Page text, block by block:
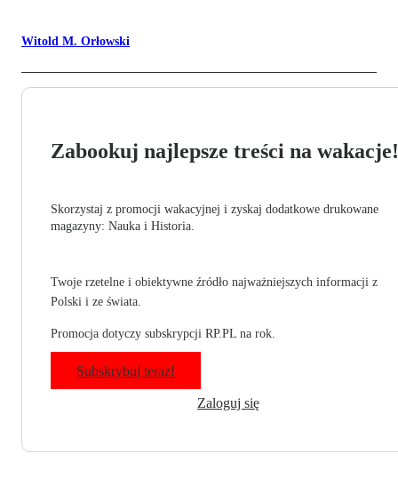
Witold M. Orłowski
Zabookuj najlepsze treści na wakacje!
Skorzystaj z promocji wakacyjnej i zyskaj dodatkowe drukowane
magazyny: Nauka i Historia.
Twoje rzetelne i obiektywne źródło najważniejszych informacji z
Polski i ze świata.
Promocja dotyczy subskrypcji RP.PL na rok.
Subskrybuj teraz!
Zaloguj się